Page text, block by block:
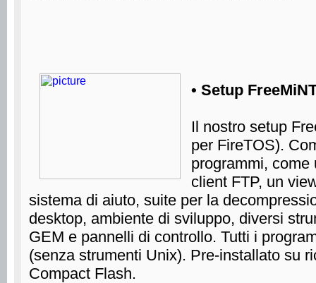
• Setup
Il nostro setup
per FireTOS).
programmi, come
client FTP, un
sistema di aiuto, suite per la
desktop, ambiente di sviluppo, diversi
GEM e pannelli di controllo. Tutti i
(senza strumenti Unix). Pre-installato su
Compact Flash.